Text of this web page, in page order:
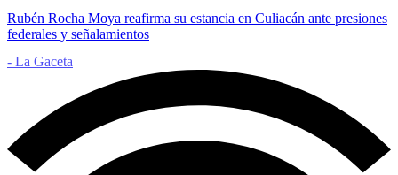
Rubén Rocha Moya reafirma su estancia en Culiacán ante presiones
federales y señalamientos
- La Gaceta